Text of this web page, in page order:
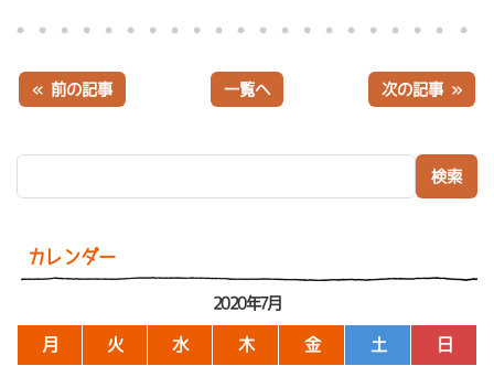
カレンダー
2020年7月
月 火 水 木 金 土 日
« 前の記事 一覧へ 次の記事 »